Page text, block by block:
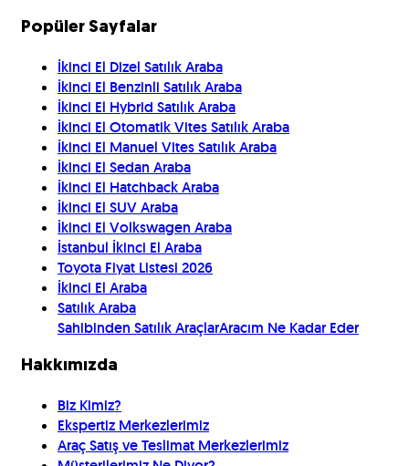
Popüler Sayfalar
İkinci El Dizel Satılık Araba
İkinci El Benzinli Satılık Araba
İkinci El Hybrid Satılık Araba
İkinci El Otomatik Vites Satılık Araba
İkinci El Manuel Vites Satılık Araba
İkinci El Sedan Araba
İkinci El Hatchback Araba
İkinci El SUV Araba
İkinci El Volkswagen Araba
İstanbul İkinci El Araba
Toyota Fiyat Listesi 2026
İkinci El Araba
Satılık Araba
Sahibinden Satılık AraçlarAracım Ne Kadar Eder
Hakkımızda
Biz Kimiz?
Ekspertiz Merkezlerimiz
Araç Satış ve Teslimat Merkezlerimiz